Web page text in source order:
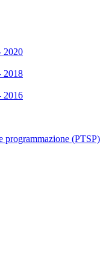
2020
2018
2016
programmazione (PTSP)